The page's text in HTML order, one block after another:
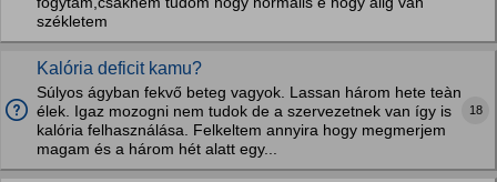
székletem
Kalória deficit kamu?
Súlyos ágyban fekvő beteg vagyok. Lassan három hete teàn
élek. Igaz mozogni nem tudok de a szervezetnek van így is
kalória felhasználása. Felkeltem annyira hogy megmerjem
magam és a három hét alatt egy...
18